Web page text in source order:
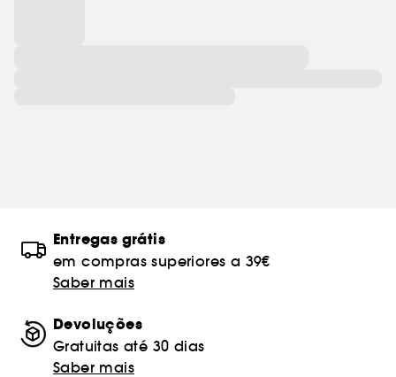
Entregas grátis
em compras superiores a 39€
Saber mais
Devoluções
Gratuitas até 30 dias
Saber mais